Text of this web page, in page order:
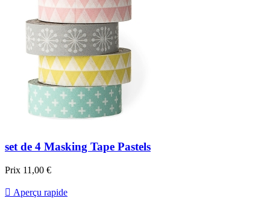
set de 4 Masking Tape Pastels
Prix 11,00 €
 Aperçu rapide